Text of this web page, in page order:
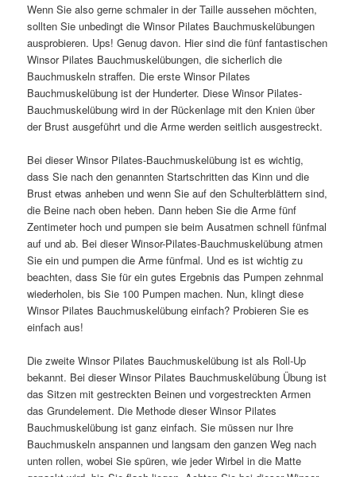
Wenn Sie also gerne schmaler in der Taille aussehen möchten,
sollten Sie unbedingt die Winsor Pilates Bauchmuskelübungen
ausprobieren. Ups! Genug davon. Hier sind die fünf fantastischen
Winsor Pilates Bauchmuskelübungen, die sicherlich die
Bauchmuskeln straffen. Die erste Winsor Pilates
Bauchmuskelübung ist der Hunderter. Diese Winsor Pilates-
Bauchmuskelübung wird in der Rückenlage mit den Knien über
der Brust ausgeführt und die Arme werden seitlich ausgestreckt.
Bei dieser Winsor Pilates-Bauchmuskelübung ist es wichtig,
dass Sie nach den genannten Startschritten das Kinn und die
Brust etwas anheben und wenn Sie auf den Schulterblättern sind,
die Beine nach oben heben. Dann heben Sie die Arme fünf
Zentimeter hoch und pumpen sie beim Ausatmen schnell fünfmal
auf und ab. Bei dieser Winsor-Pilates-Bauchmuskelübung atmen
Sie ein und pumpen die Arme fünfmal. Und es ist wichtig zu
beachten, dass Sie für ein gutes Ergebnis das Pumpen zehnmal
wiederholen, bis Sie 100 Pumpen machen. Nun, klingt diese
Winsor Pilates Bauchmuskelübung einfach? Probieren Sie es
einfach aus!
Die zweite Winsor Pilates Bauchmuskelübung ist als Roll-Up
bekannt. Bei dieser Winsor Pilates Bauchmuskelübung Übung ist
das Sitzen mit gestreckten Beinen und vorgestreckten Armen
das Grundelement. Die Methode dieser Winsor Pilates
Bauchmuskelübung ist ganz einfach. Sie müssen nur Ihre
Bauchmuskeln anspannen und langsam den ganzen Weg nach
unten rollen, wobei Sie spüren, wie jeder Wirbel in die Matte